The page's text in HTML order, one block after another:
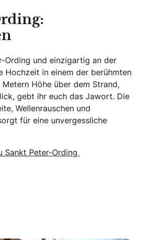
Ording und einzigartig an der
Hochzeit in einem der berühmten
Höhe über dem Strand,
gebt ihr euch das Jawort. Die
Wellenrauschen und
für eine unvergessliche
Sankt Peter-Ording